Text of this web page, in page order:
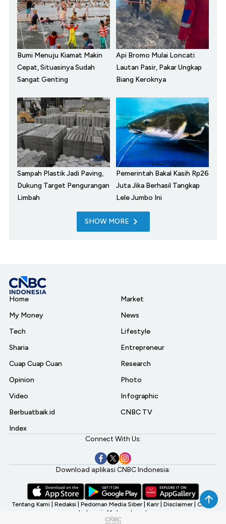
Bumi Menuju Kiamat Makin
Cepat, Situasinya Sudah
Sangat Genting
Api Bromo Mulai Loncati
Lautan Pasir, Pakar Ungkap
Biang Keroknya
Sampah Plastik Jadi Paving,
Dukung Target Pengurangan
Limbah
Pemerintah Bakal Kasih Rp26
Juta Jika Berhasil Tangkap
Lele Jumbo Ini
SHOW MORE
Home
My Money
Tech
Sharia
Cuap Cuap Cuan
Opinion
Video
Berbuatbaik.id
Index
Market
News
Lifestyle
Entrepreneur
Research
Photo
Infographic
CNBC TV
Connect With Us:
Download aplikasi CNBC Indonesia:
Tentang Kami Redaksi Pedoman Media Siber Karir Disclaimer CNBC
Indonesia My Investment
©2026 CNBC Indonesia, A Transmedia Company